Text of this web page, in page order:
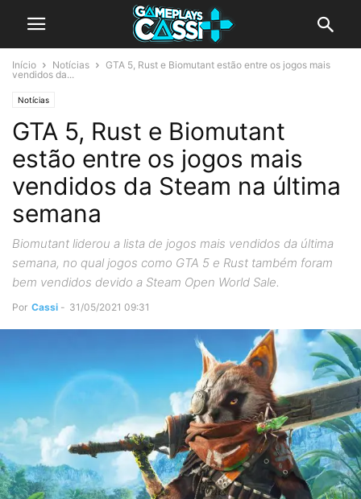
Início Notícias
GTA 5, Rust e Biomutant estão entre os jogos mais
vendidos da...
Notícias
GTA 5, Rust e Biomutant
estão entre os jogos mais
vendidos da Steam na última
semana
Biomutant liderou a lista de jogos mais vendidos da última
semana, no qual jogos como GTA 5 e Rust também foram
bem vendidos devido a Steam Open World Sale.
Por Cassi - 31/05/2021 09:31